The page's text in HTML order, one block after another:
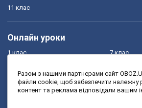
11 клас
Онлайн уроки
1 клас
3 клас
7 клас
9 клас
Разом з нашими партнерами сайт
файли cookie, щоб забезпечити належну
контент та реклама відповідали вашим